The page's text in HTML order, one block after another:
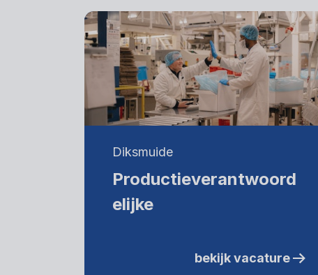
Diksmuide
Productieverantwoord
elijke
bekijk vacature